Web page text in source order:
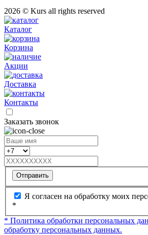
2026 © Kurs all rights reserved
Каталог
Корзина
Акции
Доставка
Контакты
Заказать звонок
Отправить
Я согласен на обработку моих
*
* Политика обработки персональных
обработку персональных данных.